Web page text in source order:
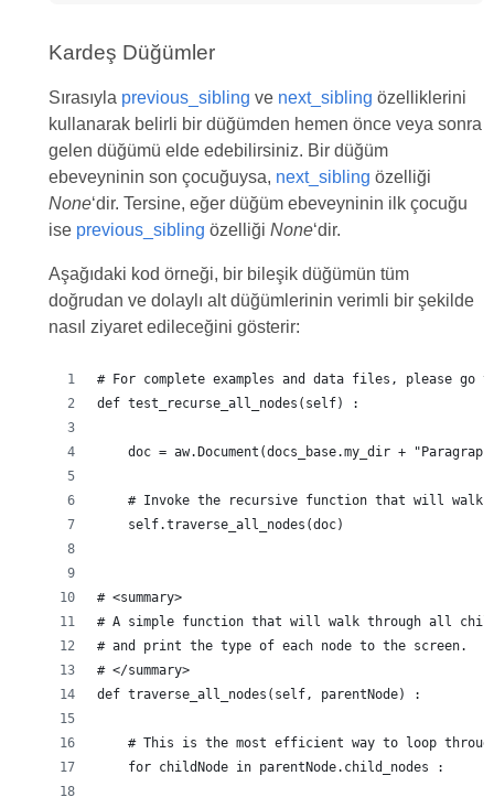
Kardeş Düğümler
Sırasıyla previous_sibling ve next_sibling özelliklerini
kullanarak belirli bir düğümden hemen önce veya sonra
gelen düğümü elde edebilirsiniz. Bir düğüm
ebeveyninin son çocuğuysa, next_sibling özelliği
None‘dir. Tersine, eğer düğüm ebeveyninin ilk çocuğu
ise previous_sibling özelliği None‘dir.
Aşağıdaki kod örneği, bir bileşik düğümün tüm
doğrudan ve dolaylı alt düğümlerinin verimli bir şekilde
nasıl ziyaret edileceğini gösterir:
# For complete examples and data files, please go
def test_recurse_all_nodes(self) :
doc = aw.Document(docs_base.my_dir +
# Invoke the recursive function that will walk
    self.traverse_all_nodes(doc)
# <summary>
# A simple function that will walk through all
# and print the type of each node to the screen.
# </summary>
def traverse_all_nodes(self, parentNode) :
# This is the most efficient way to loop
    for childNode in parentNode.child_nodes :